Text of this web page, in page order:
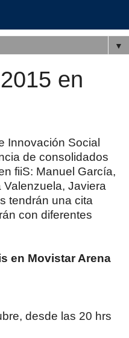
▼
en
Innovación Social
de consolidados
fiiS: Manuel García,
Valenzuela, Javiera
tendrán una cita
con diferentes
en Movistar Arena
desde las 20 hrs